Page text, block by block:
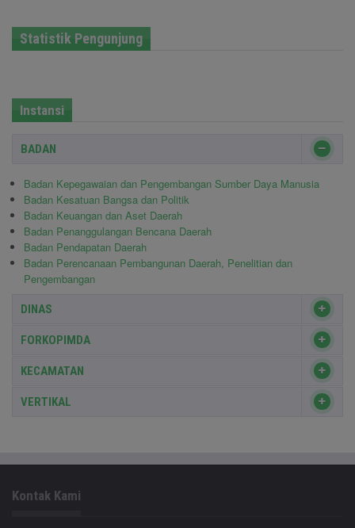
Statistik Pengunjung
Instansi
BADAN
Badan Kepegawaian dan Pengembangan Sumber Daya Manusia
Badan Kesatuan Bangsa dan Politik
Badan Keuangan dan Aset Daerah
Badan Penanggulangan Bencana Daerah
Badan Pendapatan Daerah
Badan Perencanaan Pembangunan Daerah, Penelitian dan
Pengembangan
DINAS
FORKOPIMDA
KECAMATAN
VERTIKAL
Kontak Kami